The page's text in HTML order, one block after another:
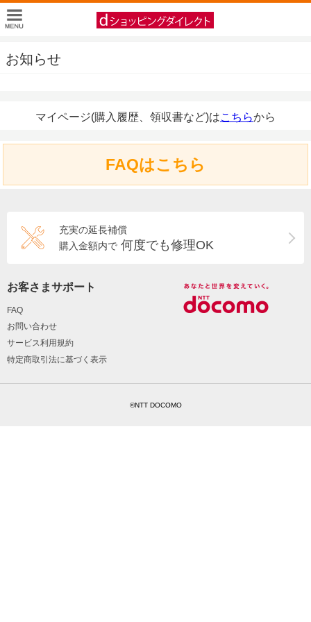
お知らせ
マイページ(購入履歴、領収書など)はこちらから
FAQはこちら
充実の延長補償
購入金額内で 何度でも修理OK
お客さまサポート
FAQ
お問い合わせ
サービス利用規約
特定商取引法に基づく表示
©NTT DOCOMO